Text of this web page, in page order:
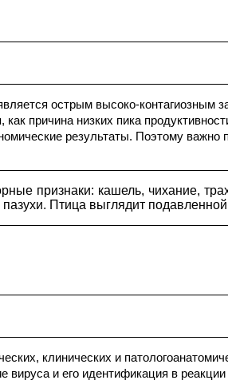
острым высоко-
причина низких пика
результаты. Поэтому
признаки: кашель, чихание,
Птица выглядит
клинических и
вируса и его идентификация в